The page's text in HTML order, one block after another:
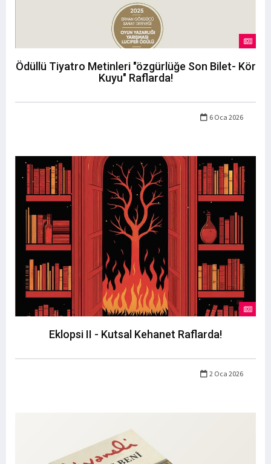
Ödüllü Tiyatro Metinleri "özgürlüğe Son Bilet- Kör
Kuyu" Raflarda!
6 Oca 2026
Eklopsi II - Kutsal Kehanet Raflarda!
2 Oca 2026